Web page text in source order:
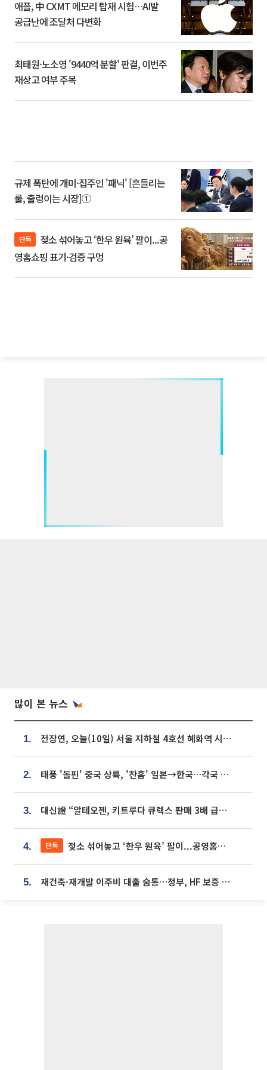
애플, 中 CXMT 메모리 탑재 시험…AI발
공급난에 조달처 다변화
최태원·노소영 '9440억 분할' 판결, 이번주
재상고 여부 주목
규제 폭탄에 개미·집주인 '패닉' [흔들리는
룰, 출렁이는 시장]①
단독
영홈쇼핑 표기·검증 구멍
많이 본 뉴스
1. 전장연, 오늘(10일) 서울 지하철 4호선 혜화역 시위…1호선 용산역 무정차
2. 태풍 '돌핀' 중국 상륙, '찬홈' 일본→한국…각국 기상청 예상 경로는?
3. 대신證 “알테오젠, 키트루다 큐렉스 판매 3배 급증…목표가 41만원 상향”
4. 단독 젖소 섞어놓고 ‘한우 원육’ 팔이...공영홈쇼핑 표기·검증 구멍
5. 재건축·재개발 이주비 대출 숨통…정부, HF 보증 신설 추진